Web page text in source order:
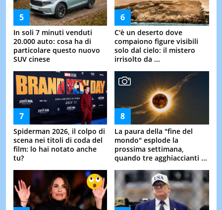
In soli 7 minuti venduti
20.000 auto: cosa ha di
particolare questo nuovo
SUV cinese
C'è un deserto dove
compaiono figure visibili
solo dal cielo: il mistero
irrisolto da ...
Spiderman 2026, il colpo di
scena nei titoli di coda del
film: lo hai notato anche
tu?
La paura della "fine del
mondo" esplode la
prossima settimana,
quando tre agghiaccianti ...